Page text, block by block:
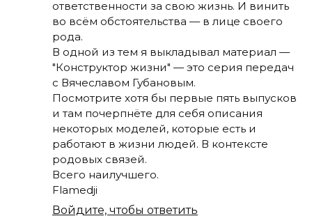
ответственности за свою жизнь. И винить
во всём обстоятельства — в лице своего
рода.
В одной из тем я выкладывал материал —
"Конструктор жизни" — это серия передач
с Вячеславом Губановым.
Посмотрите хотя бы первые пять выпусков
и там почерпнёте для себя описания
некоторых моделей, которые есть и
работают в жизни людей. В контексте
родовых связей.
Всего наилучшего.
Flamedji
Войдите, чтобы ответить